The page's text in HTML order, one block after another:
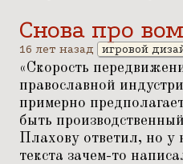
Снова про
16 лет назад игровой
«Скорость
православной
примерно
быть
Плахову ответил, но у
текста зачем-то